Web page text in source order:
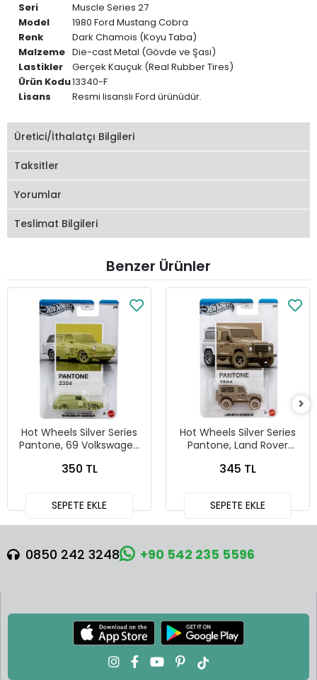
Seri
Muscle Series 27
Model
1980 Ford Mustang Cobra
Renk
Dark Chamois (Koyu Taba)
Malzeme Die-cast Metal (Gövde ve Şasi)
Lastikler
Gerçek Kauçuk (Real Rubber Tires)
Ürün Kodu13340-F
Lisans
Resmi lisanslı Ford ürünüdür.
Üretici/İthalatçı Bilgileri
Taksitler
Yorumlar
Teslimat Bilgileri
Benzer Ürünler
Hot Wheels Silver Series
Pantone, 69 Volkswagen
350 TL
SEPETE EKLE
Hot Wheels Silver Series
Pantone, Land Rover
345 TL
SEPETE EKLE
0850 242 3248 +90 542 235 5596